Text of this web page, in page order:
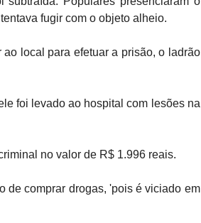
fugir com o objeto alheio.
local para efetuar a prisão, o ladrão
foi levado ao hospital com lesões na
no valor de R$ 1.996 reais.
de comprar drogas, 'pois é viciado em